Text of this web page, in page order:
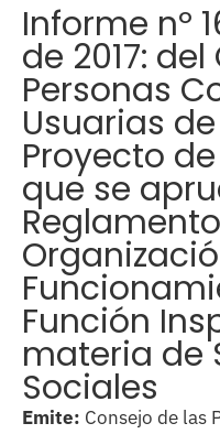
Informe nº
de 2017:
Personas
Usuarias
Proyecto
que se
Función
materia de
Sociales
Emite: Consejo de las